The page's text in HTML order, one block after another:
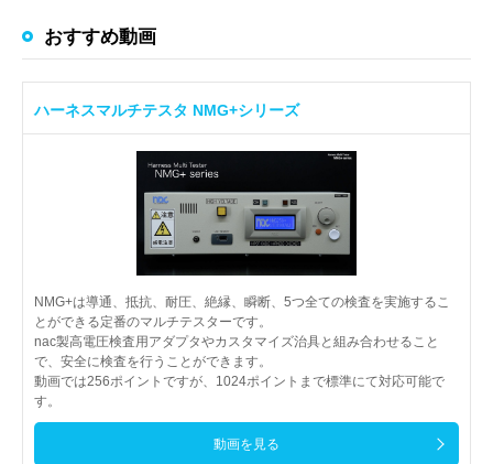
おすすめ動画
ハーネスマルチテスタ NMG+シリーズ
NMG+は導通、抵抗、耐圧、絶縁、瞬断、5つ全ての検査を実施するこ
とができる定番のマルチテスターです。
nac製高電圧検査用アダプタやカスタマイズ治具と組み合わせること
で、安全に検査を行うことができます。
動画では256ポイントですが、1024ポイントまで標準にて対応可能で
す。
動画を見る